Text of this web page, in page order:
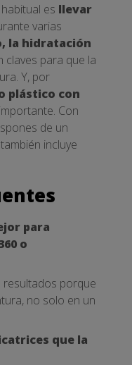
es llevar
varias
la hidratación
claves para que la
Y, por
plástico con
Con
de un
incluye
para
o
resultados porque
no solo en un
que la